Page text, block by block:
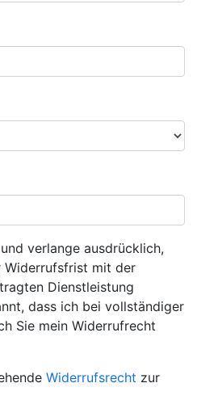
verlange ausdrücklich,
Widerrufsfrist mit der
Dienstleistung
dass ich bei vollständiger
Sie mein Widerrufrecht
Widerrufsrecht zur